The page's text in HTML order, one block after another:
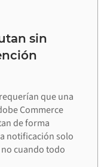
sin
que una
Commerce
de forma
notificación solo
cuando todo